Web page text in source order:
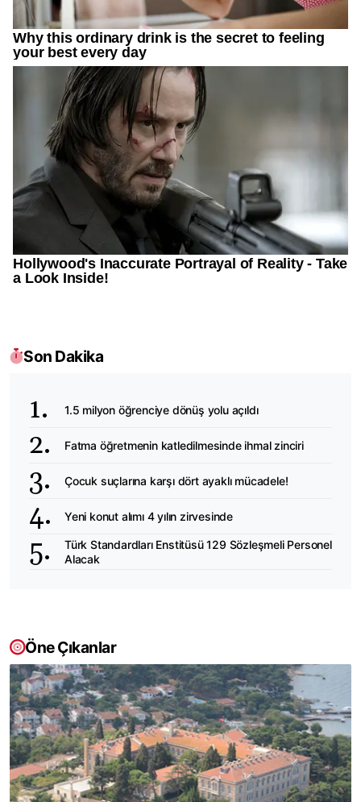
Son Dakika
1.5 milyon öğrenciye dönüş yolu açıldı
Fatma öğretmenin katledilmesinde ihmal zinciri
Çocuk suçlarına karşı dört ayaklı mücadele!
Yeni konut alımı 4 yılın zirvesinde
Türk Standardları Enstitüsü 129 Sözleşmeli Personel
Alacak
Öne Çıkanlar